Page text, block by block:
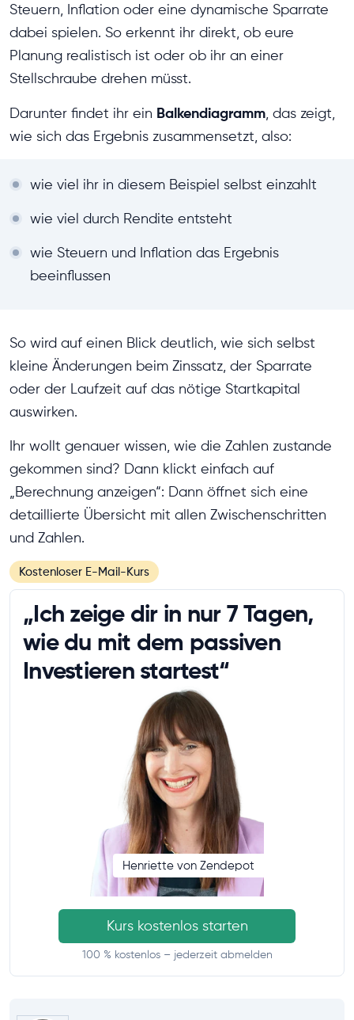
Steuern, Inflation oder eine dynamische Sparrate
dabei spielen. So erkennt ihr direkt, ob eure
Planung realistisch ist oder ob ihr an einer
Stellschraube drehen müsst.
Darunter findet ihr ein Balkendiagramm , das zeigt,
wie sich das Ergebnis zusammensetzt, also:
wie viel ihr in diesem Beispiel selbst einzahlt
wie viel durch Rendite entsteht
wie Steuern und Inflation das Ergebnis
beeinflussen
So wird auf einen Blick deutlich, wie sich selbst
kleine Änderungen beim Zinssatz, der Sparrate
oder der Laufzeit auf das nötige Startkapital
auswirken.
Ihr wollt genauer wissen, wie die Zahlen zustande
gekommen sind? Dann klickt einfach auf
„Berechnung anzeigen“: Dann öffnet sich eine
detaillierte Übersicht mit allen Zwischenschritten
und Zahlen.
Kostenloser E-Mail-Kurs
„Ich zeige dir in nur 7 Tagen,
wie du mit dem passiven
Investieren startest“
Henriette von Zendepot
Kurs kostenlos starten
100 % kostenlos – jederzeit abmelden